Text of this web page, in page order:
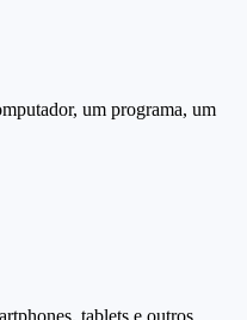
um programa, um
tablets e outros